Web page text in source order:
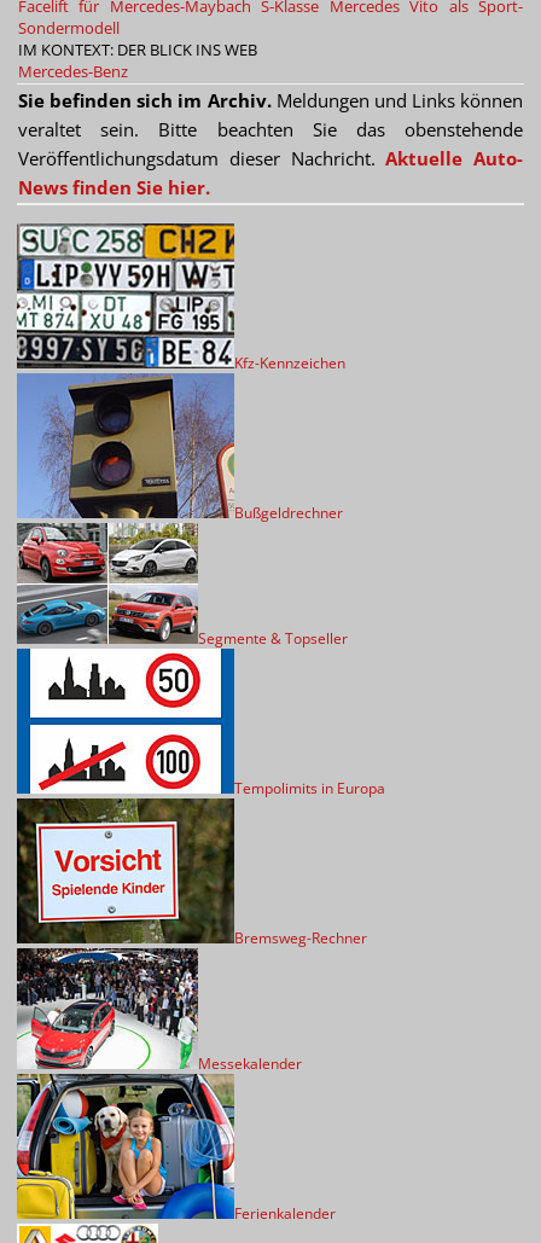
Facelift für Mercedes-Maybach S-Klasse Mercedes Vito als Sport-
Sondermodell
IM KONTEXT: DER BLICK INS WEB
Mercedes-Benz
Sie befinden sich im Archiv.Meldungen und Links können
veraltet sein. Bitte beachten Sie das obenstehende
Veröffentlichungsdatum dieser Nachricht.Aktuelle Auto-
News finden Sie hier.
Kfz-Kennzeichen
Bußgeldrechner
Segmente & Topseller
Tempolimits in Europa
Bremsweg-Rechner
Messekalender
Ferienkalender